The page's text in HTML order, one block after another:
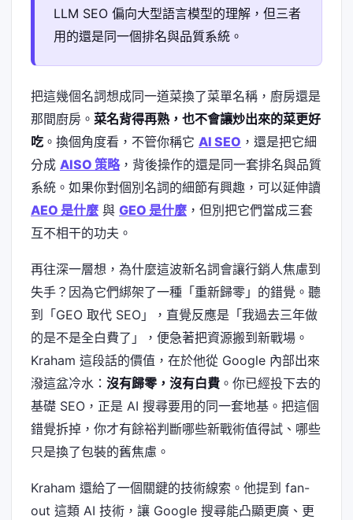
LLM SEO 偏向大型語言模型的理解，但三者
用的還是同一個排名與品質系統。
把這幾個名詞想成同一道菜換了菜單名稱，廚房還是
那間廚房。 菜名背得再熟，也不會讓炒出來的菜更好
吃 。換個角度看，不管你稱它 AI SEO ，還是把它細
分成 AISO 策略，背後操作的還是同一套排名與品質
系統。如果你對個別名詞的細節有興趣，可以延伸讀
AEO 是什麼 與 GEO 是什麼 ，但別把它們當成三套
互不相干的功夫。
再往深一層想，為什麼這波新名詞會讓行銷人焦慮到
失手？因為它們綁架了一種「重新歸零」的錯覺。聽
到「GEO 取代 SEO」，直覺反應是「我過去三年做
的是不是全白費了」，便急著把資源搬到新戰場。
Kraham 這段話的價值，在於他從 Google 內部出來
潑這盆冷水： 沒有歸零，沒有白費 。你已經投下去的
基礎 SEO，正是 AI 搜尋要用的同一套地基。把這個
錯覺拆掉，你才有餘裕判斷哪些新戰術值得試、哪些
只是換了包裝的舊焦慮。
Kraham 還給了一個關鍵的技術線索。他提到 fan-
out 這類 AI 技術，讓 Google 搜尋能凸顯更廣、更